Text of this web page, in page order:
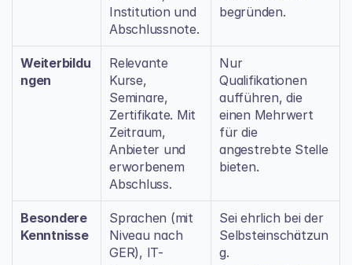
Institution und
Abschlussnote.
begründen.
Weiterbildu
ngen
Relevante
Kurse,
Seminare,
Zertifikate. Mit
Zeitraum,
Anbieter und
erworbenem
Abschluss.
Nur
Qualifikationen
aufführen, die
einen Mehrwert
für die
angestrebte Stelle
bieten.
Besondere
Kenntnisse
Sprachen (mit
Niveau nach
GER), IT-
Sei ehrlich bei der
Selbsteinschätzun
g.